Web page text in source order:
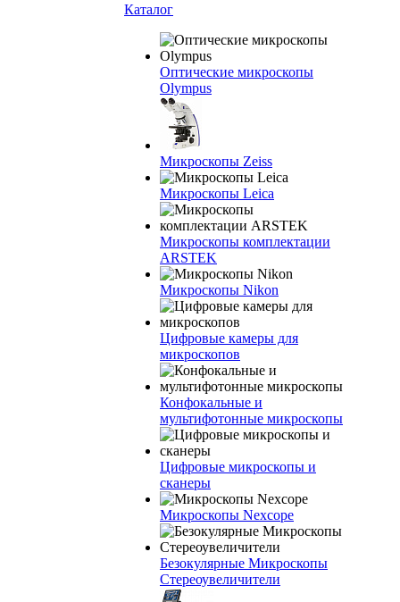
Каталог
Оптические микроскопы
Olympus
Микроскопы Zeiss
Микроскопы Leica
Микроскопы комплектации
ARSTEK
Микроскопы Nikon
Цифровые камеры для
микроскопов
Конфокальные и
мультифотонные микроскопы
Цифровые микроскопы и
сканеры
Микроскопы Nexcope
Безокулярные Микроскопы
Стереоувеличители